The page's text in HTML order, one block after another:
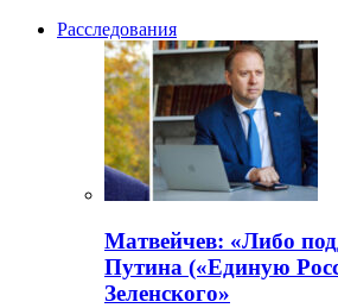
Расследования
Матвейчев: «Либо
Путина («Единую
Зеленского»